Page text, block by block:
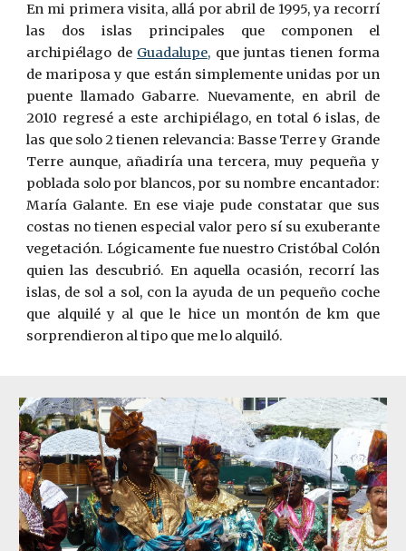
En mi primera visita, allá por abril de 1995, ya recorrí
las dos islas principales que componen el
archipiélago de Guadalupe, que juntas tienen forma
de mariposa y que están simplemente unidas por un
puente llamado Gabarre. Nuevamente, en abril de
2010 regresé a este archipiélago, en total 6 islas, de
las que solo 2 tienen relevancia: Basse Terre y Grande
Terre aunque, añadiría una tercera, muy pequeña y
poblada solo por blancos, por su nombre encantador:
María Galante. En ese viaje pude constatar que sus
costas no tienen especial valor pero sí su exuberante
vegetación. Lógicamente fue nuestro Cristóbal Colón
quien las descubrió. En aquella ocasión, recorrí las
islas, de sol a sol, con la ayuda de un pequeño coche
que alquilé y al que le hice un montón de km que
sorprendieron al tipo que me lo alquiló.